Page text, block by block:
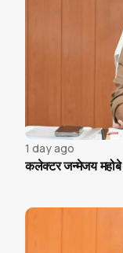
1 day ago
कलेक्टर जन्मेजय महोबे